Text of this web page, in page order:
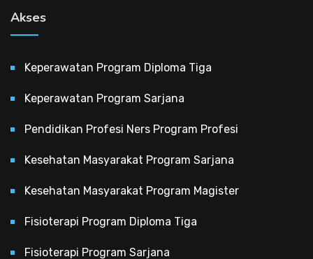
Akses
Keperawatan Program Diploma Tiga
Keperawatan Program Sarjana
Pendidikan Profesi Ners Program Profesi
Kesehatan Masyarakat Program Sarjana
Kesehatan Masyarakat Program Magister
Fisioterapi Program Diploma Tiga
Fisioterapi Program Sarjana